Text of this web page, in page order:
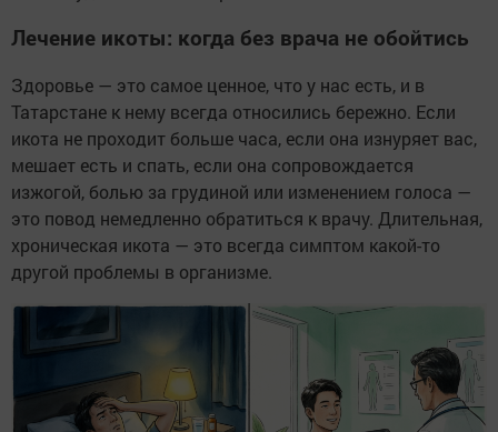
Лечение икоты: когда без врача не обойтись
Здоровье — это самое ценное, что у нас есть, и в
Татарстане к нему всегда относились бережно. Если
икота не проходит больше часа, если она изнуряет вас,
мешает есть и спать, если она сопровождается
изжогой, болью за грудиной или изменением голоса —
это повод немедленно обратиться к врачу. Длительная,
хроническая икота — это всегда симптом какой-то
другой проблемы в организме.